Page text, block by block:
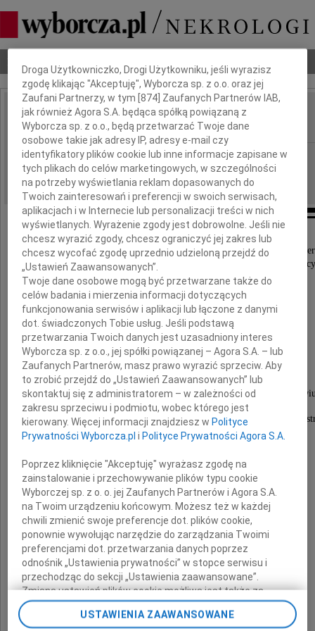
IMIĘ I NAZWISKO: Julian Jonkisz
REGION: Wrocław
DATA EMISJI: 16.09.2010
Z głębokim żalem przyjęliśmy wiadomość o
wybitnego uczonego i wspaniałego wychowawcy
wielu pokoleń studentów
prof. dr. hab.
Juliana Jonkisza
byłego Rektora
Akademii Wychowania Fizycznego we
Społeczność akademicka poniosła niepowetowaną
Rodzinie
składają
Rektor i Senat
Uniwersytetu Ekonomicznego
we Wrocławiu
Dbamy o Twoją prywatność
Droga Użytkowniczko, Drogi Użytkowniku, jeśli wyrazisz
zgodę klikając "Akceptuję", Wyborcza sp. z o.o. oraz jej
Zaufani Partnerzy, w tym [874 ] Zaufanych Partnerów IAB,
jak również Agora S.A. będąca spółką powiązaną z
Wyborcza sp. z o.o., będą przetwarzać Twoje dane
osobowe takie jak adresy IP, adresy e-mail czy
identyfikatory plików cookie lub inne informacje zapisane w
tych plikach do celów marketingowych, w szczególności
na potrzeby wyświetlania reklam dopasowanych do
Twoich zainteresowań i preferencji w swoich serwisach,
aplikacjach i w Internecie lub personalizacji treści w nich
wyświetlanych. Wyrażenie zgody jest dobrowolne. Jeśli nie
chcesz wyrazić zgody, chcesz ograniczyć jej zakres lub
chcesz wycofać zgodę uprzednio udzieloną przejdź do
„Ustawień Zaawansowanych”.
Twoje dane osobowe mogą być przetwarzane także do
celów badania i mierzenia informacji dotyczących
funkcjonowania serwisów i aplikacji lub łączone z danymi
dot. świadczonych Tobie usług. Jeśli podstawą
przetwarzania Twoich danych jest uzasadniony interes
Wyborcza sp. z o.o., jej spółki powiązanej – Agora S.A. – lub
Zaufanych Partnerów, masz prawo wyrazić sprzeciw. Aby
to zrobić przejdź do „Ustawień Zaawansowanych” lub
skontaktuj się z administratorem – w zależności od
zakresu sprzeciwu i podmiotu, wobec którego jest
kierowany. Więcej informacji znajdziesz w Polityce
Prywatności Wyborcza.pl i Polityce Prywatności Agora S.A.
Poprzez kliknięcie "Akceptuję" wyrażasz zgodę na
zainstalowanie i przechowywanie plików typu cookie
Wyborczej sp. z o. o. jej Zaufanych Partnerów i Agora S.A.
na Twoim urządzeniu końcowym. Możesz też w każdej
chwili zmienić swoje preferencje dot. plików cookie,
ponownie wywołując narzędzie do zarządzania Twoimi
preferencjami dot. przetwarzania danych poprzez
odnośnik „Ustawienia prywatności” w stopce serwisu i
przechodząc do sekcji „Ustawienia zaawansowane”.
Zmiana ustawień plików cookie możliwa jest także za
pomocą ustawień przeglądarki.
USTAWIENIA ZAAWANSOWANE